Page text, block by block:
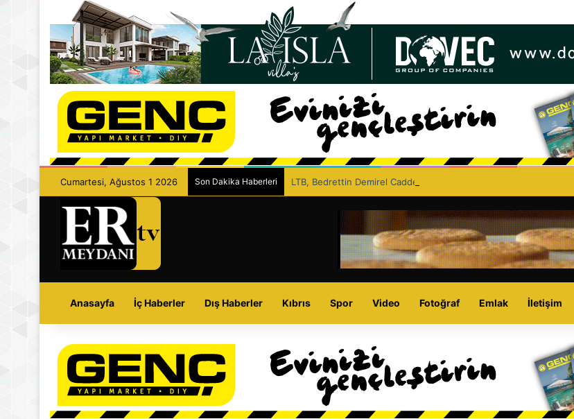
Cumartesi, Ağustos 1 2026 Son Dakika Haberleri LTB, Bedrettin Demirel Caddesi’nde asfaltlama çalışması yapacak
Anasayfa İç Haberler Dış Haberler Kıbrıs Spor Video Fotoğraf Emlak İletişim